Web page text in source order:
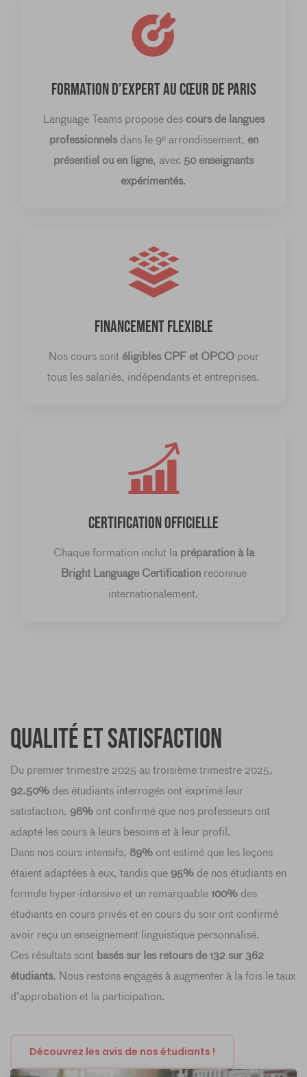
FORMATION D’EXPERT AU CŒUR DE PARIS
Language Teams propose des cours de langues
professionnelsdans le 9ᵉ arrondissement, en
présentiel ou en ligne, avec 50 enseignants
expérimentés.
FINANCEMENT FLEXIBLE
Nos cours sont éligibles CPF et OPCOpour
tous les salariés, indépendants et entreprises.
CERTIFICATION OFFICIELLE
Chaque formation inclut la préparation à la
Bright Language Certificationreconnue
internationalement.
Qualité et satisfaction
Du premier trimestre 2025 au troisième trimestre 2025,
92.50% des étudiants interrogés ont exprimé leur
satisfaction. 96% ont confirmé que nos professeurs ont
adapté les cours à leurs besoins et à leur profil.
Dans nos cours intensifs, 89% ont estimé que les leçons
étaient adaptées à eux, tandis que 95% de nos étudiants en
formule hyper-intensive et un remarquable 100% des
étudiants en cours privés et en cours du soir ont confirmé
avoir reçu un enseignement linguistique personnalisé.
Ces résultats sont basés sur les retours de 132 sur 362
étudiants. Nous restons engagés à augmenter à la fois le taux
d’approbation et la participation.
Découvrez les avis de nos étudiants !